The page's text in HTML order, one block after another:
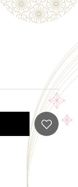
され、肌側